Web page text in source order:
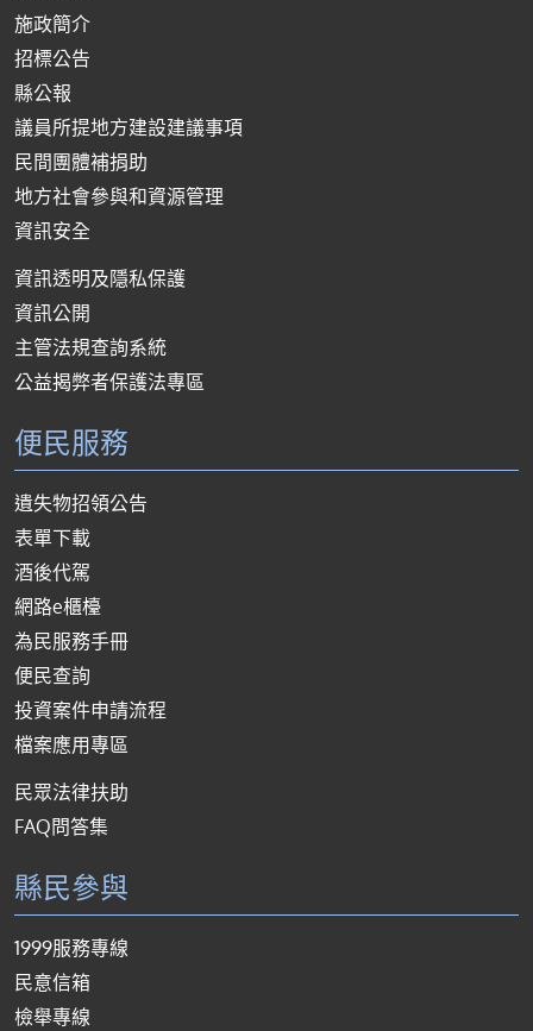
施政簡介
招標公告
縣公報
議員所提地方建設建議事項
民間團體補捐助
地方社會參與和資源管理
資訊安全
資訊透明及隱私保護
資訊公開
主管法規查詢系統
公益揭弊者保護法專區
便民服務
遺失物招領公告
表單下載
酒後代駕
網路e櫃檯
為民服務手冊
便民查詢
投資案件申請流程
檔案應用專區
民眾法律扶助
FAQ問答集
縣民參與
1999服務專線
民意信箱
檢舉專線